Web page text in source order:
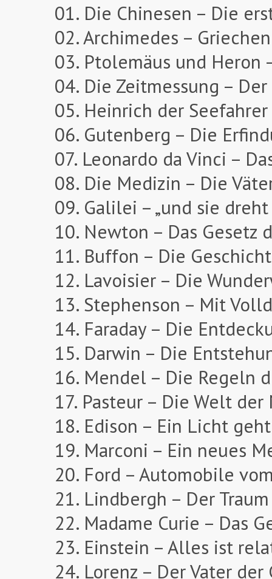
01. Die Chinesen – Die
02. Archimedes –
03. Ptolemäus und Heron
04. Die Zeitmessung –
05. Heinrich der
06. Gutenberg – Die
07. Leonardo da Vinci –
08. Die Medizin – Die
09. Galilei – „und sie
10. Newton – Das Gesetz
11. Buffon – Die
12. Lavoisier – Die
13. Stephenson – Mit
14. Faraday – Die
15. Darwin – Die
16. Mendel – Die Regeln
17. Pasteur – Die Welt
18. Edison – Ein Licht
19. Marconi – Ein neues
20. Ford – Automobile
21. Lindbergh – Der
22. Madame Curie – Das
23. Einstein – Alles ist
24. Lorenz – Der Vater der